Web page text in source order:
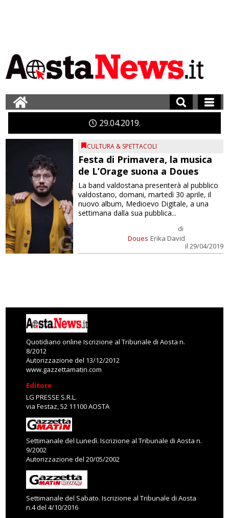
2904 2019
CULTURA & SPETTACOLI
Festa di Primavera, la musica
de L’Orage suona a Doues
Doues
di
Erika David
il 29/04/2019
La band valdostana presenterà al pubblico
valdostano, domani, martedì 30 aprile, il
nuovo album, Medioevo Digitale, a una
settimana dalla sua pubblica...
Quotidiano online Iscrizione al Tribunale di Aosta n.
8/2012
Autorizzazione del 13/12/2012
www.gazzettamatin.com
Editore
LG PRESSE S.R.L.
via Festaz, 52 11100 AOSTA
Settimanale del Lunedì. Iscrizione al Tribunale di Aosta n.
9/2002
Autorizzazione del 20/05/2002
Settimanale del Sabato. Iscrizione al Tribunale di Aosta
n.4 del 4/10/2016